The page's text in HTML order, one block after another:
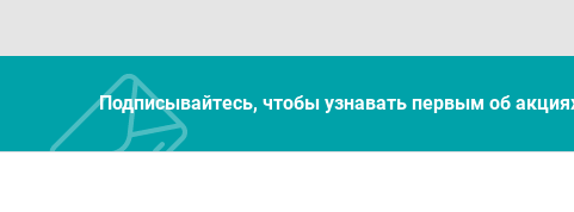
Подписывайтесь, чтобы узнавать первым об